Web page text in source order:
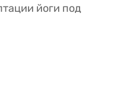
йоги под